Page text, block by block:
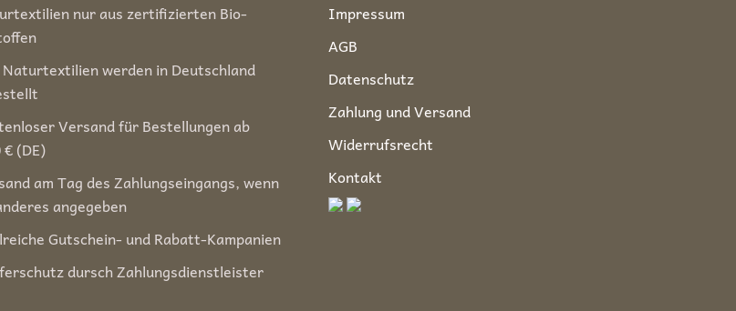
nur aus zertifizierten Bio-
werden in Deutschland
Versand für Bestellungen ab
(DE)
am Tag des Zahlungseingangs, wenn
angegeben
Gutschein- und Rabatt-Kampanien
dursch Zahlungsdienstleister
Impressum
AGB
Datenschutz
Zahlung und Versand
Widerrufsrecht
Kontakt